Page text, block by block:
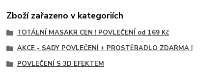
Zboží zařazeno v kategoriích
TOTÁLNÍ MASAKR CEN ! POVLEČENÍ od 169 Kč
AKCE - SADY POVLEČENÍ + PROSTĚRADLO ZDARMA !
POVLEČENÍ S 3D EFEKTEM